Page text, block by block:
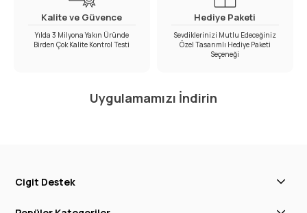
Kalite ve Güvence
Yılda 3 Milyona Yakın Üründe
Birden Çok Kalite Kontrol Testi
Hediye Paketi
Sevdiklerinizi Mutlu Edeceğiniz
Özel Tasarımlı Hediye Paketi
Seçeneği
Uygulamamızı İndirin
Cigit Destek